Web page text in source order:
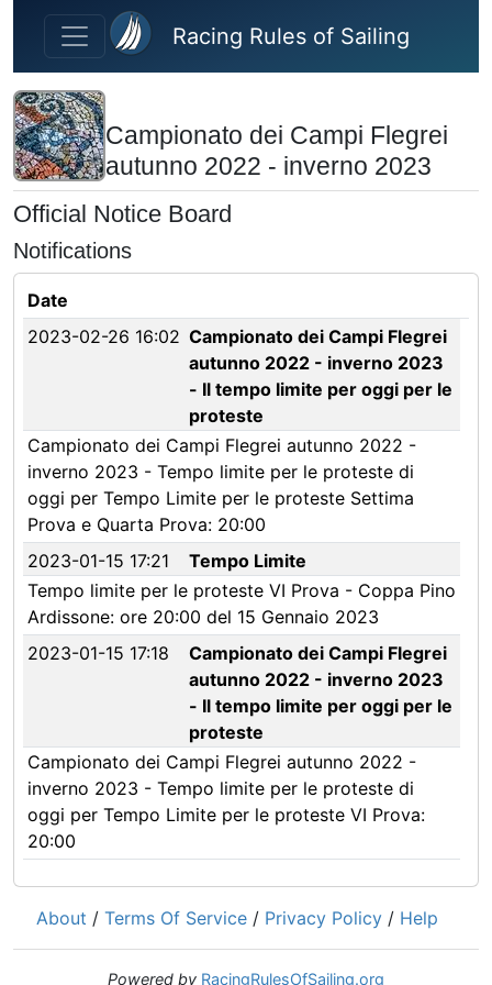
Skip to main content
Racing Rules of Sailing
Campionato dei Campi Flegrei
autunno 2022 - inverno 2023
Official Notice Board
Notifications
Date
2023-02-26 16:02 Campionato dei Campi Flegrei
autunno 2022 - inverno 2023
- Il tempo limite per oggi per le
proteste
Campionato dei Campi Flegrei autunno 2022 -
inverno 2023 - Tempo limite per le proteste di
oggi per Tempo Limite per le proteste Settima
Prova e Quarta Prova: 20:00
2023-01-15 17:21
Tempo Limite
Tempo limite per le proteste VI Prova - Coppa Pino
Ardissone: ore 20:00 del 15 Gennaio 2023
2023-01-15 17:18
Campionato dei Campi Flegrei
autunno 2022 - inverno 2023
- Il tempo limite per oggi per le
proteste
Campionato dei Campi Flegrei autunno 2022 -
inverno 2023 - Tempo limite per le proteste di
oggi per Tempo Limite per le proteste VI Prova:
20:00
About / Terms Of Service / Privacy Policy / Help
Powered by RacingRulesOfSailing.org